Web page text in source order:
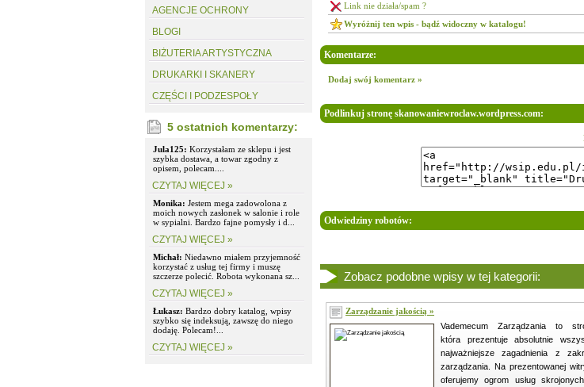
AGENCJE OCHRONY
BLOGI
BIŻUTERIA ARTYSTYCZNA
DRUKARKI I SKANERY
CZĘŚCI I PODZESPOŁY
5 ostatnich komentarzy:
Jula125: Korzystałam ze sklepu i jest
szybka dostawa, a towar zgodny z
opisem, polecam....
CZYTAJ WIĘCEJ »
Monika: Jestem mega zadowolona z
moich nowych zasłonek w salonie i role
w sypialni. Bardzo fajne pomysły i d...
CZYTAJ WIĘCEJ »
Michał: Niedawno miałem przyjemność
korzystać z usług tej firmy i muszę
szczerze polecić. Robota wykonana sz...
CZYTAJ WIĘCEJ »
Łukasz: Bardzo dobry katalog, wpisy
szybko się indeksują, zawszę do niego
dodaję. Polecam!...
CZYTAJ WIĘCEJ »
Link nie działa/spam ?
Wyróżnij ten wpis - bądź widoczny w katalogu!
Komentarze:
Dodaj swój komentarz »
Podlinkuj stronę skanowaniewroclaw.wordpress.com:
Odwiedziny robotów:
Zobacz podobne wpisy w tej kategorii:
Zarządzanie jakością »
Vademecum Zarządzania to
która prezentuje absolutnie
najważniejsze zagadnienia z
zarządzania. Na prezentowanej
oferujemy ogrom usług